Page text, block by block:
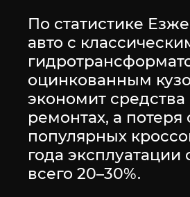
По статистике
авто с
оцинкованным
экономит средства
ремонтах, а потеря
популярных
года эксплуатации
всего 20–30%.